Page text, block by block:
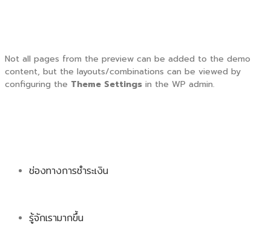
Not all pages from the preview can be added to the demo
content, but the layouts/combinations can be viewed by
configuring the Theme Settings in the WP admin.
ช่องทางการชำระเงิน
รู้จักเรามากขึ้น